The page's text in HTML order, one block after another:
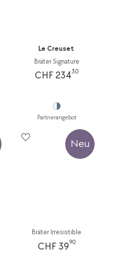
Le Creuset
Bräter Signature
CHF 23430
Partnerangebot
Neu
Bräter Irresistible
CHF 3990